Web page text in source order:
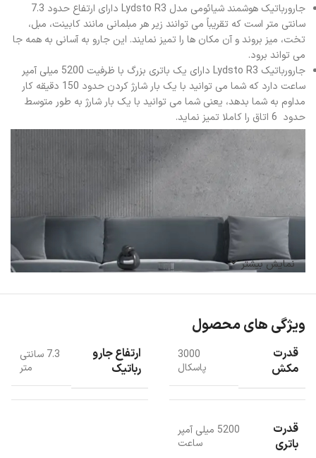
جارورباتیک هوشمند شیائومی مدل Lydsto R3 دارای ارتفاع حدود 7.3
سانتی متر است که تقریباً می توانند زیر هر مبلمانی مانند کابینت، مبل،
تخت، میز بروند و آن مکان ها را تمیز نمایند. این جارو به آسانی به همه جا
می تواند برود.
جارورباتیک Lydsto R3 دارای یک باتری بزرگ با ظرفیت 5200 میلی آمپر
ساعت دارد که شما می توانید با یک بار شارژ کردن حدود 150 دقیقه کار
مداوم به شما بدهد، یعنی شما می توانید با یک بار شارژ به طور متوسط
حدود 6 اتاق را کاملا تمیز نماید.
نمایش بیشتر
ویژگی های محصول
قدرت
مکش
3000
پاسکال
ارتفاع جارو
رباتیک
7.3 سانتی
متر
قدرت
باتری
5200 میلی آمپر
ساعت